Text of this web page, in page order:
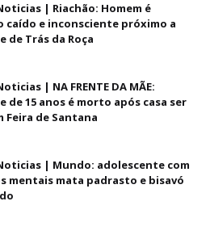
| Riachão: Homem é
caído e inconsciente próximo a
de Trás da Roça
| NA FRENTE DA MÃE:
de 15 anos é morto após casa ser
Feira de Santana
| Mundo: adolescente com
mentais mata padrasto e bisavó